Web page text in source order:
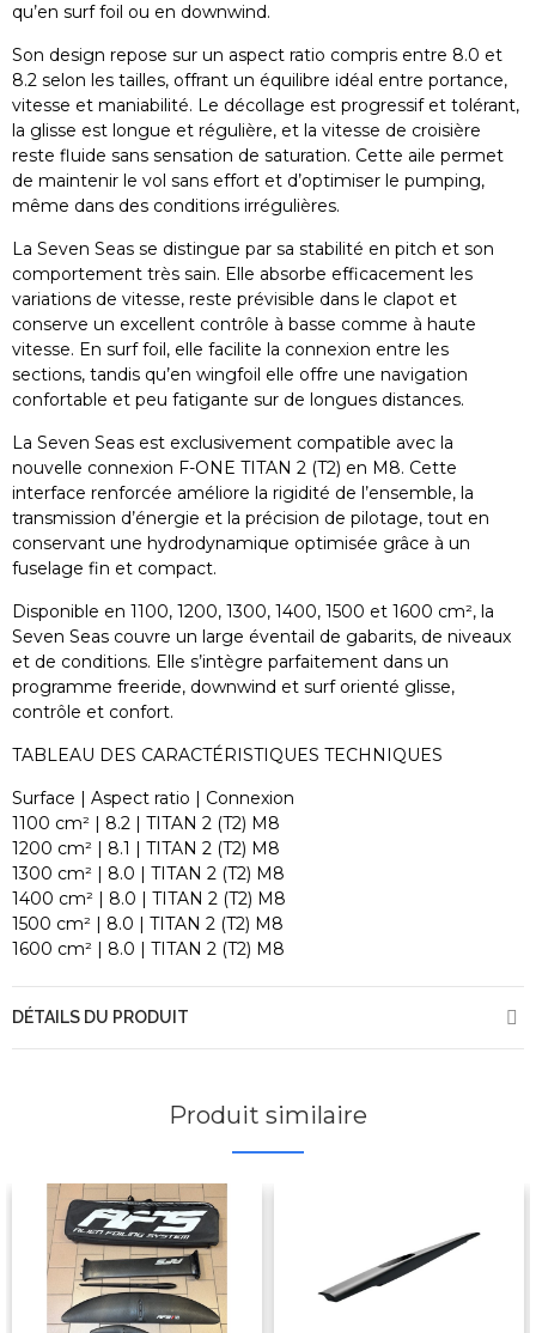
qu’en surf foil ou en downwind.
Son design repose sur un aspect ratio compris entre 8.0 et
8.2 selon les tailles, offrant un équilibre idéal entre portance,
vitesse et maniabilité. Le décollage est progressif et tolérant,
la glisse est longue et régulière, et la vitesse de croisière
reste fluide sans sensation de saturation. Cette aile permet
de maintenir le vol sans effort et d’optimiser le pumping,
même dans des conditions irrégulières.
La Seven Seas se distingue par sa stabilité en pitch et son
comportement très sain. Elle absorbe efficacement les
variations de vitesse, reste prévisible dans le clapot et
conserve un excellent contrôle à basse comme à haute
vitesse. En surf foil, elle facilite la connexion entre les
sections, tandis qu’en wingfoil elle offre une navigation
confortable et peu fatigante sur de longues distances.
La Seven Seas est exclusivement compatible avec la
nouvelle connexion F-ONE TITAN 2 (T2) en M8. Cette
interface renforcée améliore la rigidité de l’ensemble, la
transmission d’énergie et la précision de pilotage, tout en
conservant une hydrodynamique optimisée grâce à un
fuselage fin et compact.
Disponible en 1100, 1200, 1300, 1400, 1500 et 1600 cm², la
Seven Seas couvre un large éventail de gabarits, de niveaux
et de conditions. Elle s’intègre parfaitement dans un
programme freeride, downwind et surf orienté glisse,
contrôle et confort.
TABLEAU DES CARACTÉRISTIQUES TECHNIQUES
Surface | Aspect ratio | Connexion
1100 cm² | 8.2 | TITAN 2 (T2) M8
1200 cm² | 8.1 | TITAN 2 (T2) M8
1300 cm² | 8.0 | TITAN 2 (T2) M8
1400 cm² | 8.0 | TITAN 2 (T2) M8
1500 cm² | 8.0 | TITAN 2 (T2) M8
1600 cm² | 8.0 | TITAN 2 (T2) M8
DÉTAILS DU PRODUIT
Produit similaire